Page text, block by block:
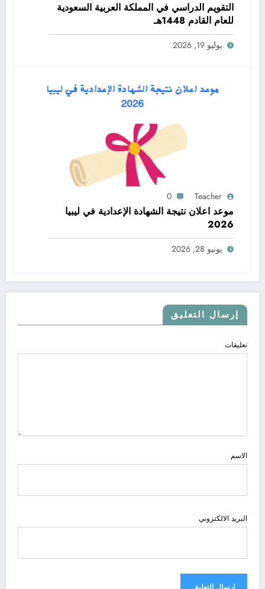
التقويم الدراسي في المملكة العربية السعودية
للعام القادم 1448هـ
يوليو 19, 2026
Teacher
0
موعد اعلان نتيجة الشهادة الإعدادية في ليبيا
2026
يونيو 28, 2026
إرسال التعليق
تعليقات
الاسم
البريد الالكتروني